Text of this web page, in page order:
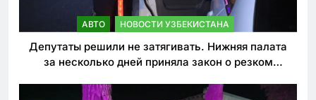
АВТО НОВОСТИ УЗБЕКИСТАНА
Депутаты решили не затягивать. Нижняя палата
за несколько дней приняла закон о резком